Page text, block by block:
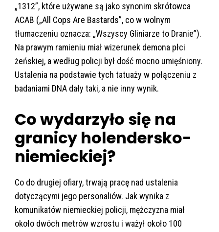
„1312”, które używane są jako synonim skrótowca
ACAB („All Cops Are Bastards”, co w wolnym
tłumaczeniu oznacza: „Wszyscy Gliniarze to Dranie”).
Na prawym ramieniu miał wizerunek demona płci
żeńskiej, a według policji był dość mocno umięśniony.
Ustalenia na podstawie tych tatuaży w połączeniu z
badaniami DNA dały taki, a nie inny wynik.
Co wydarzyło się na
granicy holendersko-
niemieckiej?
Co do drugiej ofiary, trwają pracę nad ustalenia
dotyczącymi jego personaliów. Jak wynika z
komunikatów niemieckiej policji, mężczyzna miał
około dwóch metrów wzrostu i ważył około 100